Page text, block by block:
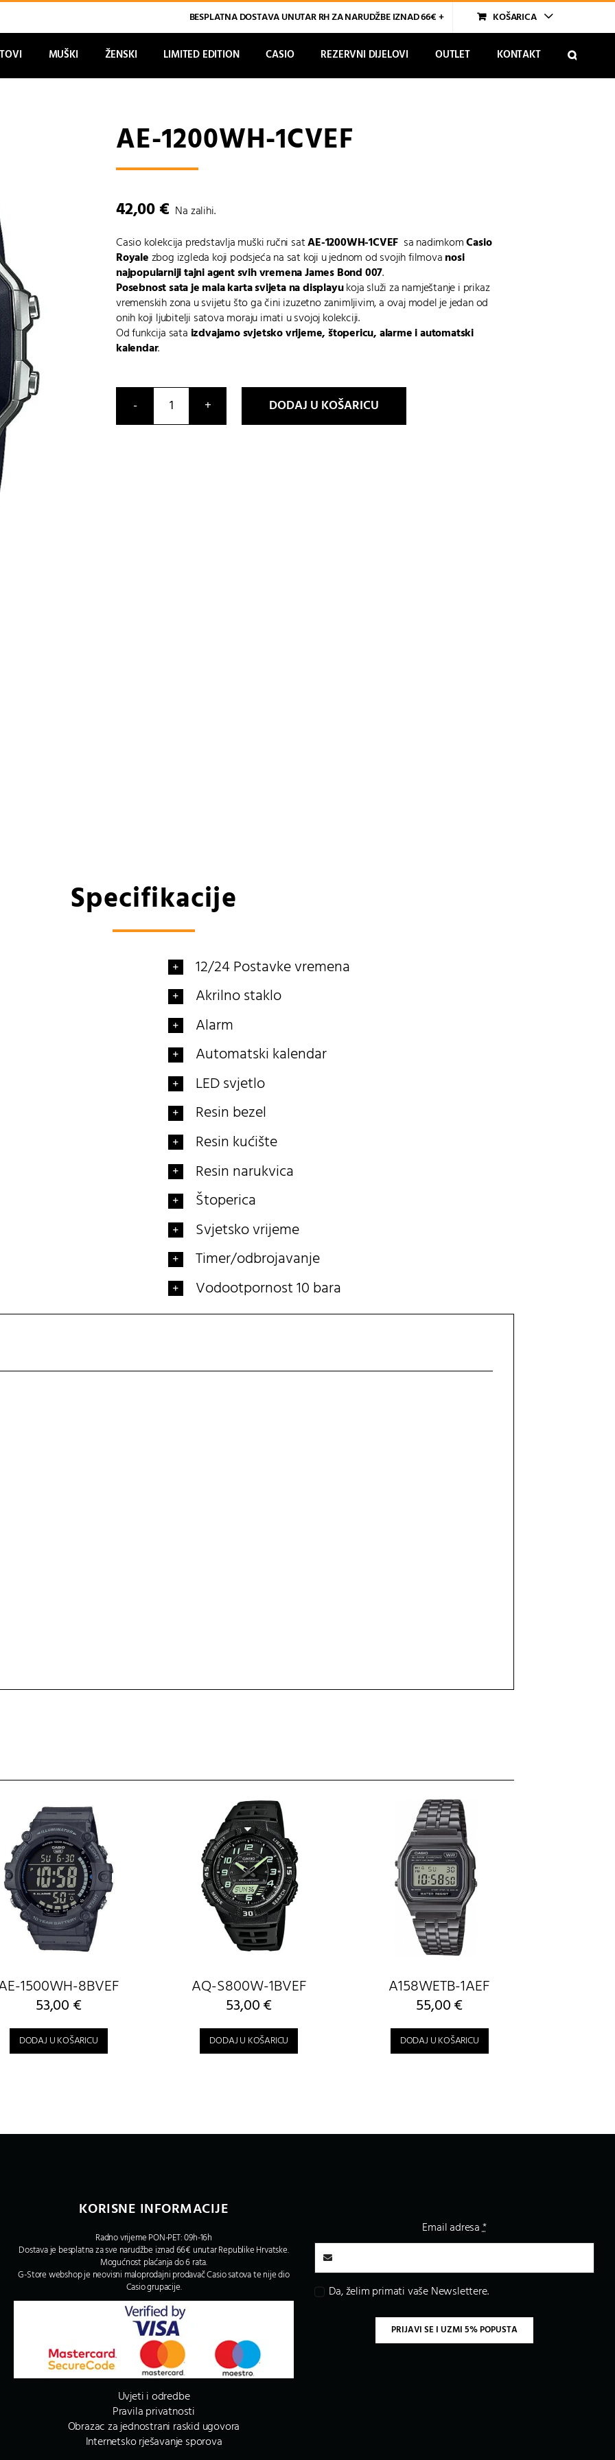
BESPLATNA DOSTAVA UNUTAR RH ZA NARUDŽBE IZNAD 66€ + KOŠARICA
MUŠKI ŽENSKI LIMITED EDITION CASIO REZERVNI DIJELOVI OUTLET KONTAKT
AE-1200WH-1CVEF
42,00€ Na zalihi.
Casio kolekcija predstavlja muški ručni satAE-1200WH-1CVEF sa nadimkomCasio
Royalezbog izgleda koji podsjeća na sat koji u jednom od svojih filmovanosi
najpopularniji tajni agent svih vremena James Bond 007.
Posebnost sata je mala karta svijeta na displayukoja služi za namještanje i prikaz
vremenskih zona u svijetu što ga čini izuzetno zanimljivim, a ovaj model je jedan od
onih koji ljubitelji satova moraju imati u svojoj kolekciji.
Od funkcija sataizdvajamo svjetsko vrijeme, štopericu, alarme i automatski
kalendar.
AE-
1200WH-
DODAJ U KOŠARICU
Specifikacije
12/24 Postavke vremena
Akrilno staklo
Alarm
Automatski kalendar
LED svjetlo
Resin bezel
Resin kućište
Resin narukvica
Štoperica
Svjetsko vrijeme
Timer/odbrojavanje
Vodootpornost 10 bara
1500WH-8BVEF
53,00 €
DODAJ U KOŠARICU
AQ-S800W-1BVEF
53,00€
DODAJ U KOŠARICU
A158WETB-1AEF
55,00€
DODAJ U KOŠARICU
KORISNE INFORMACIJE
Radno vrijeme PON-PET: 09h-16h
Dostava je besplatna za sve narudžbe iznad 66€ unutar Republike Hrvatske.
Mogućnost plaćanja do 6 rata.
G-Store webshop je neovisni maloprodajni prodavač Casio satova te nije dio
Casio grupacije.
Uvjeti i odredbe
Pravila privatnosti
Obrazac za jednostrani raskid ugovora
Internetsko rješavanje sporova
Email adresa*
Da, želim primati vaše Newslettere.
PRIJAVI SE I UZMI 5% POPUSTA